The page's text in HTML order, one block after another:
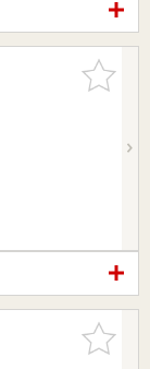
お気に入
りに追加
お気に入
りに追加